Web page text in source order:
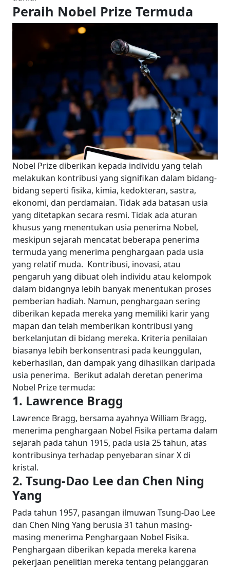
Peraih Nobel Prize Termuda
Nobel Prize diberikan kepada individu yang telah
melakukan kontribusi yang signifikan dalam bidang-
bidang seperti fisika, kimia, kedokteran, sastra,
ekonomi, dan perdamaian. Tidak ada batasan usia
yang ditetapkan secara resmi. Tidak ada aturan
khusus yang menentukan usia penerima Nobel,
meskipun sejarah mencatat beberapa penerima
termuda yang menerima penghargaan pada usia
yang relatif muda. Kontribusi, inovasi, atau
pengaruh yang dibuat oleh individu atau kelompok
dalam bidangnya lebih banyak menentukan proses
pemberian hadiah. Namun, penghargaan sering
diberikan kepada mereka yang memiliki karir yang
mapan dan telah memberikan kontribusi yang
berkelanjutan di bidang mereka. Kriteria penilaian
biasanya lebih berkonsentrasi pada keunggulan,
keberhasilan, dan dampak yang dihasilkan daripada
usia penerima. Berikut adalah deretan penerima
Nobel Prize termuda:
1. Lawrence Bragg
Lawrence Bragg, bersama ayahnya William Bragg,
menerima penghargaan Nobel Fisika pertama dalam
sejarah pada tahun 1915, pada usia 25 tahun, atas
kontribusinya terhadap penyebaran sinar X di
kristal.
2. Tsung-Dao Lee dan Chen Ning
Yang
Pada tahun 1957, pasangan ilmuwan Tsung-Dao Lee
dan Chen Ning Yang berusia 31 tahun masing-
masing menerima Penghargaan Nobel Fisika.
Penghargaan diberikan kepada mereka karena
pekerjaan penelitian mereka tentang pelanggaran